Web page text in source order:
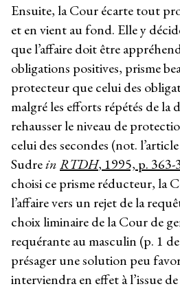
Ensuite, la Cour écarte tout
et en vient au fond. Elle y
que l’affaire doit être
obligations positives, prisme
protecteur que celui des
malgré les efforts répétés de
rehausser le niveau de
celui des secondes (not.
SudreinRTDH, 1995, p. 363-
choisi ce prisme réducteur, la
l’affaire vers un rejet de la
choix liminaire de la Cour de
requérante au masculin (p. 1
présager une solution peu
interviendra en effet à l’issue